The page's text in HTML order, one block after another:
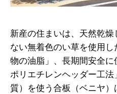
新産の住まいは、天然乾
ない無着色のい草を使用
物の油脂」、長期間安全
ポリエチレンヘッダー工
質）を使う合板（ベニヤ